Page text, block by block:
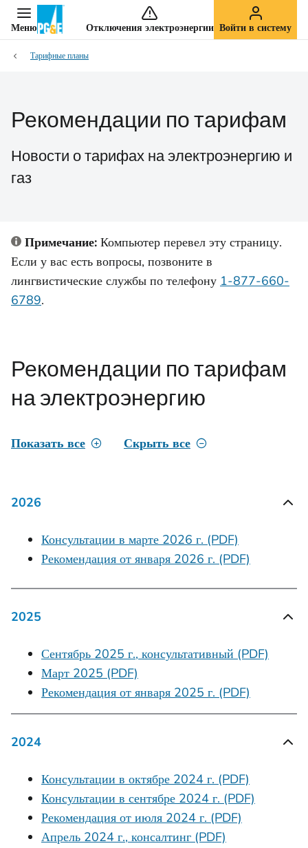
Меню Отключения электроэнергии Войти в систему
Тарифные планы
Рекомендации по тарифам
Новости о тарифах на электроэнергию и
газ
Примечание: Компьютер перевел эту страницу.
Если у вас есть вопросы, позвоните в
лингвистические службы по телефону 1-877-660-
6789.
Рекомендации по тарифам
на электроэнергию
Показать все Скрыть все
2026
Консультации в марте 2026 г. (PDF)
Рекомендация от января 2026 г. (PDF)
2025
Сентябрь 2025 г., консультативный (PDF)
Март 2025 (PDF)
Рекомендация от января 2025 г. (PDF)
2024
Консультации в октябре 2024 г. (PDF)
Консультации в сентябре 2024 г. (PDF)
Рекомендация от июля 2024 г. (PDF)
Апрель 2024 г., консалтинг (PDF)